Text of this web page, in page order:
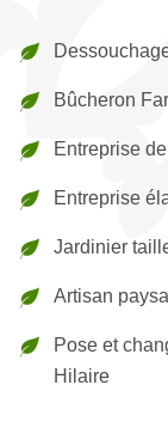
Bûcheron
Entreprise
Entreprise
Jardinier
Artisan
Pose et
Hilaire